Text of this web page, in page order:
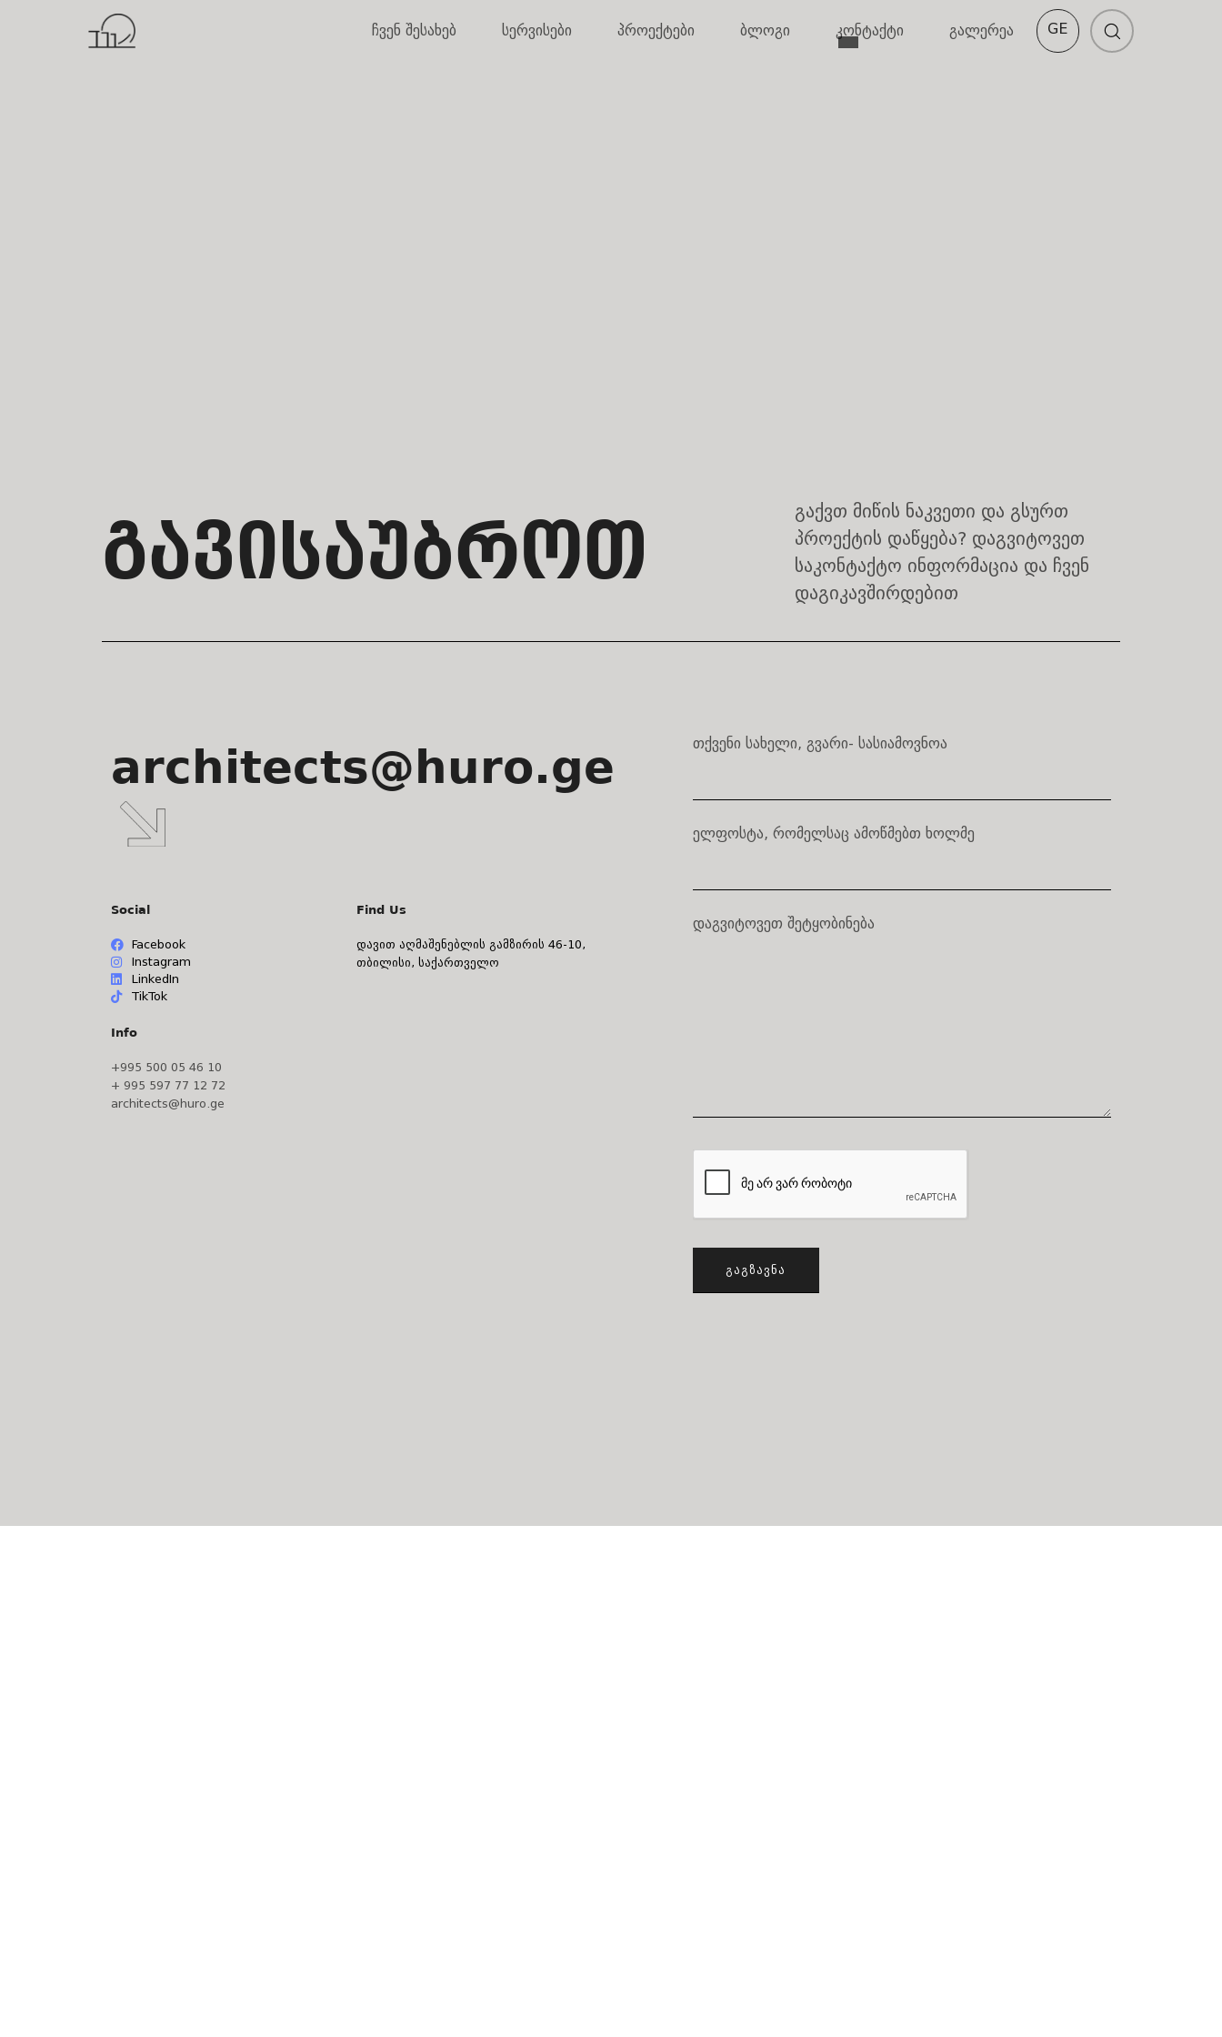
ჩვენ შესახებ სერვისები პროექტები ბლოგი კონტაქტი გალერეა GE
EN
ᲒᲐᲕᲘᲡᲐᲣᲑᲠᲝᲗ
გაქვთ მიწის ნაკვეთი და გსურთ
პროექტის დაწყება? დაგვიტოვეთ
საკონტაქტო ინფორმაცია და ჩვენ
დაგიკავშირდებით
architects@huro.ge
Social
Facebook
Instagram
LinkedIn
TikTok
Find Us
დავით აღმაშენებლის გამზირის 46-10,
თბილისი, საქართველო
Info
+995 500 05 46 10
+ 995 597 77 12 72
architects@huro.ge
თქვენი სახელი, გვარი- სასიამოვნოა
ელფოსტა, რომელსაც ამოწმებთ ხოლმე
დაგვიტოვეთ შეტყობინება